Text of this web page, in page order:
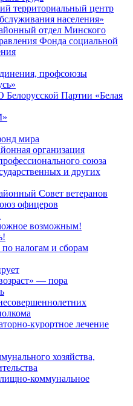
территориальный центр
населения»
отдел Минского
Фонда социальной
профсоюзы
Белорусской Партии «Белая
мира
организация
союза
и других
Совет ветеранов
офицеров
возможным!
налогам и сборам
— пора
курортное лечение
хозяйства,
коммунальное